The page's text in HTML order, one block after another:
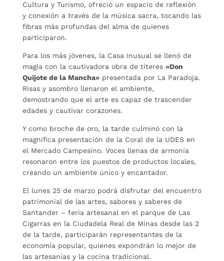
Cultura y Turismo, ofreció un espacio de reflexión
y conexión a través de la música sacra, tocando las
fibras más profundas del alma de quienes
participaron.
Para los más jóvenes, la Casa Inusual se llenó de
magia con la cautivadora obra de títeres «Don
Quijote de la Mancha»presentada por La Paradoja.
Risas y asombro llenaron el ambiente,
demostrando que el arte es capaz de trascender
edades y cautivar corazones.
Y como broche de oro, la tarde culminó con la
magnífica presentación de la Coral de la UDES en
el Mercado Campesino. Voces llenas de armonía
resonaron entre los puestos de productos locales,
creando un ambiente único y encantador.
El lunes 25 de marzo podrá disfrutar del encuentro
patrimonial de las artes, sabores y saberes de
Santander – feria artesanal en el parque de Las
Cigarras en la Ciudadela Real de Minas desde las 2
de la tarde, participarán representantes de la
economía popular, quienes expondrán lo mejor de
las artesanías y la cocina tradicional.